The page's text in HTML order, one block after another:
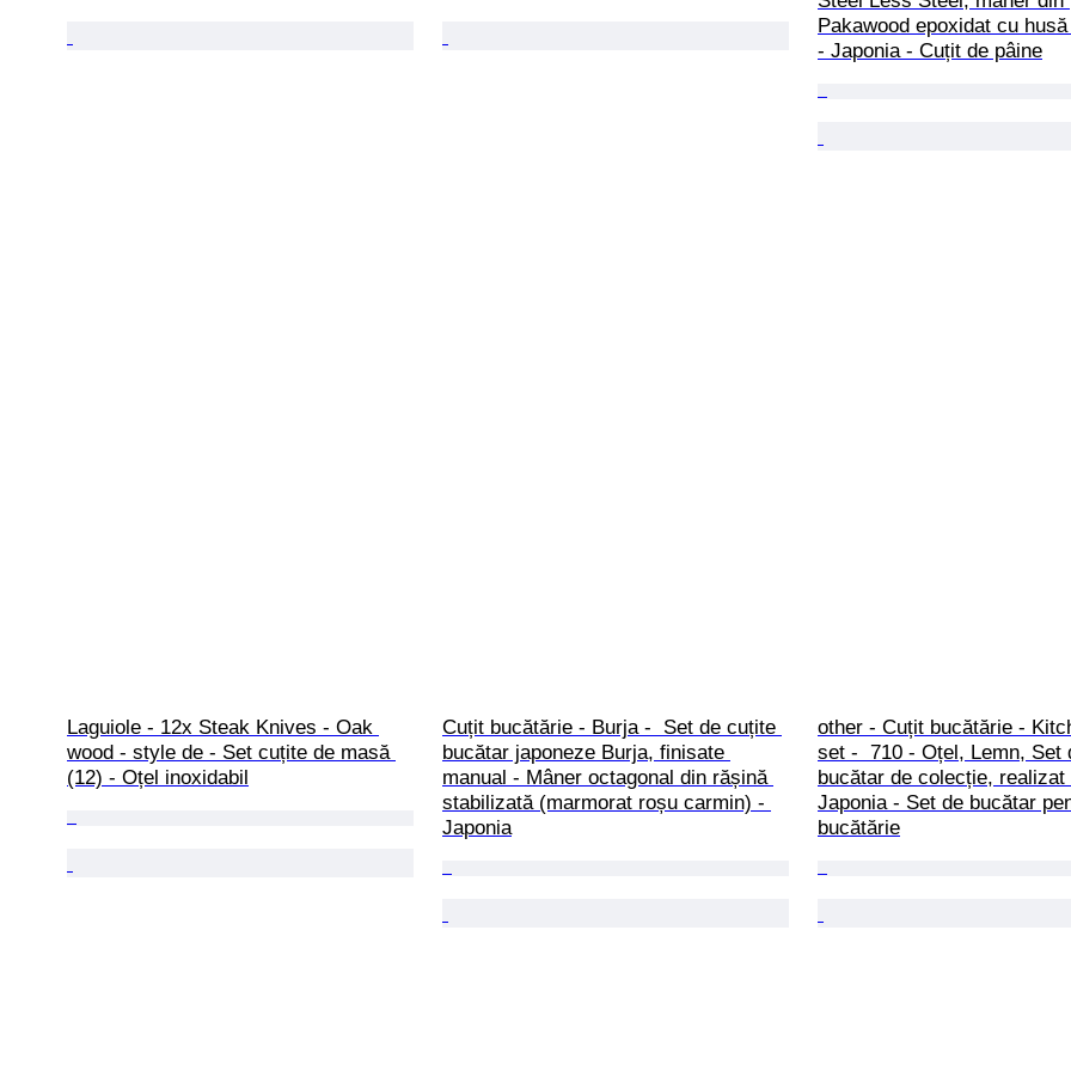
Pakawood epoxidat cu
- Japonia - Cuțit de pâine
Laguiole - 12x Steak Knives - Oak
wood - style de - Set cuțite de masă
(12) - Oțel inoxidabil
Cuțit bucătărie - Burja -  Set de cuțite
bucătar japoneze Burja, finisate
manual - Mâner octagonal din rășină
stabilizată (marmorat roșu carmin) -
Japonia
other - Cuțit bucătărie -
set -  710 - Oțel, Lemn, Set
bucătar de colecție, realizat
Japonia - Set de bucătar
bucătărie